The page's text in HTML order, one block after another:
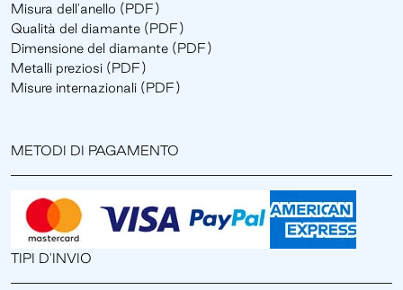
Misura dell'anello (PDF)
Qualità del diamante (PDF)
Dimensione del diamante (PDF)
Metalli preziosi (PDF)
Misure internazionali (PDF)
METODI DI PAGAMENTO
TIPI D'INVIO